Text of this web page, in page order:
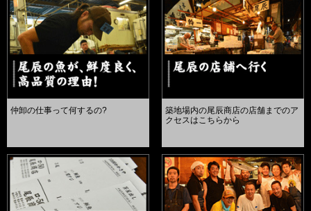
仲卸の仕事って何するの?
築地場内の尾辰商店の店舗までのア
クセスはこちらから